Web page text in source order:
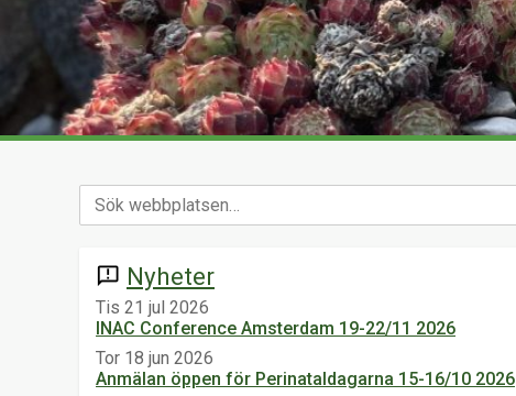
announcement Nyheter
Tis 21 jul 2026
INAC Conference Amsterdam 19-22/11 2026
Tor 18 jun 2026
Anmälan öppen för Perinataldagarna 15-16/10 2026